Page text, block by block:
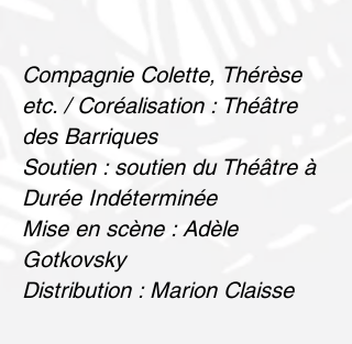
Compagnie Colette, Thérèse
etc. / Coréalisation : Théâtre
des Barriques
Soutien : soutien du Théâtre à
Durée Indéterminée
Mise en scène : Adèle
Gotkovsky
Distribution : Marion Claisse